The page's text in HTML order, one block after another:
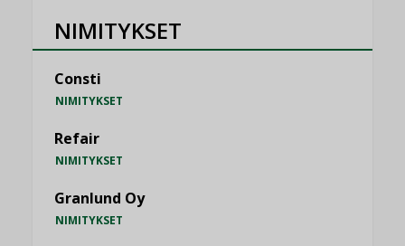
NIMITYKSET
Consti
NIMITYKSET
Refair
NIMITYKSET
Granlund Oy
NIMITYKSET